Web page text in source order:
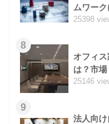
ムワーク
25398
8
オフィ
は？市場
25146
9
法人向